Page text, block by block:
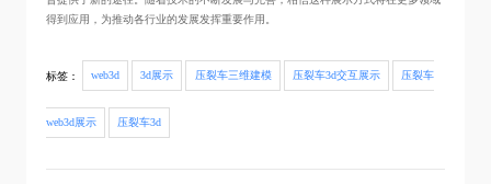
得到应用，为推动各行业的发展发挥重要作用。
标签： web3d 3d展示 压裂车三维建模 压裂车3d交互展示 压裂车
web3d展示 压裂车3d